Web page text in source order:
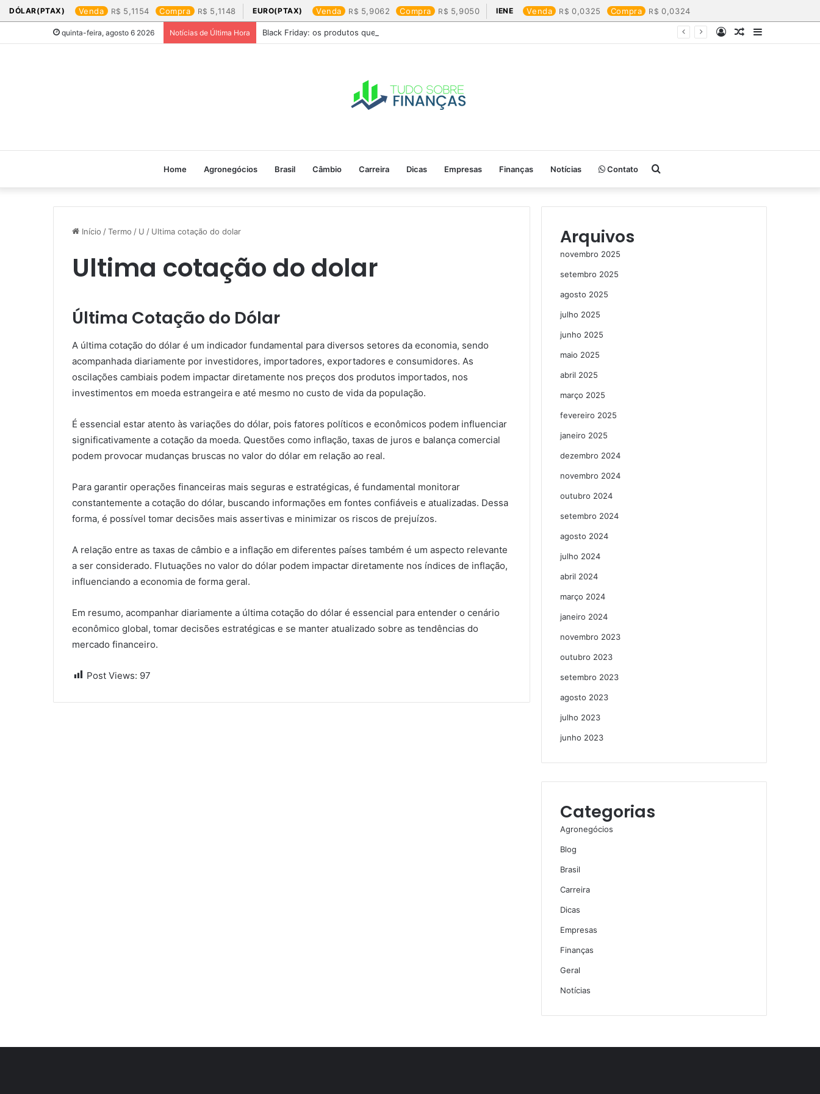
DÓLAR(PTAX) Venda 5,1154 Compra 5,1148 EURO(PTAX) Venda 5,9062 Compra 5,9050 IENE Venda 0,0325 Compra 0,0324
quinta-feira, agosto 6 2026 Notícias de Última Hora Black Friday: os produtos que mais valem a pena
Barra
Artigo
Entrar
Home Agronegócios Brasil Câmbio Carreira Dicas Empresas Finanças Notícias Contato Procurar
por
Início /Termo / U / Ultima cotação do dolar​
Ultima cotação do dolar​
Última Cotação do Dólar
A última cotação do dólar é um indicador fundamental para diversos setores da economia, sendo
acompanhada diariamente por investidores, importadores, exportadores e consumidores. As
oscilações cambiais podem impactar diretamente nos preços dos produtos importados, nos
investimentos em moeda estrangeira e até mesmo no custo de vida da população.
É essencial estar atento às variações do dólar, pois fatores políticos e econômicos podem influenciar
significativamente a cotação da moeda. Questões como inflação, taxas de juros e balança comercial
podem provocar mudanças bruscas no valor do dólar em relação ao real.
Para garantir operações financeiras mais seguras e estratégicas, é fundamental monitorar
constantemente a cotação do dólar, buscando informações em fontes confiáveis e atualizadas. Dessa
forma, é possível tomar decisões mais assertivas e minimizar os riscos de prejuízos.
A relação entre as taxas de câmbio e a inflação em diferentes países também é um aspecto relevante
a ser considerado. Flutuações no valor do dólar podem impactar diretamente nos índices de inflação,
influenciando a economia de forma geral.
Em resumo, acompanhar diariamente a última cotação do dólar é essencial para entender o cenário
econômico global, tomar decisões estratégicas e se manter atualizado sobre as tendências do
mercado financeiro.
Post Views: 97
Arquivos
novembro 2025
setembro 2025
agosto 2025
julho 2025
junho 2025
maio 2025
abril 2025
março 2025
fevereiro 2025
janeiro 2025
dezembro 2024
novembro 2024
outubro 2024
setembro 2024
agosto 2024
julho 2024
abril 2024
março 2024
janeiro 2024
novembro 2023
outubro 2023
setembro 2023
agosto 2023
julho 2023
junho 2023
Categorias
Agronegócios
Blog
Brasil
Carreira
Dicas
Empresas
Finanças
Geral
Notícias